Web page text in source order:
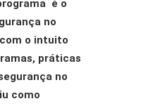
é o
no
o intuito
práticas
no
como